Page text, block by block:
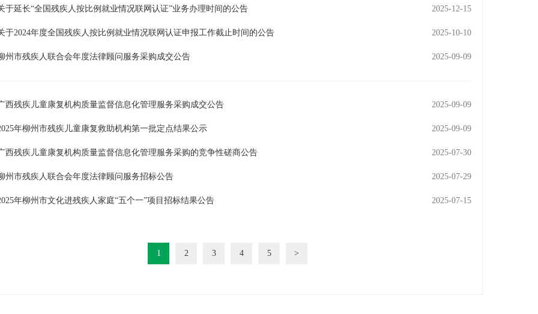
2025-12-15
于延长“全国残疾人按比例就业情况联网认证”业务办理时间的公告
2025-10-10
于2024年度全国残疾人按比例就业情况联网认证申报工作截止时间的公告
2025-09-09
州市残疾人联合会年度法律顾问服务采购成交公告
2025-09-09
西残疾儿童康复机构质量监督信息化管理服务采购成交公告
2025-09-09
年柳州市残疾儿童康复救助机构第一批定点结果公示
2025-07-30
西残疾儿童康复机构质量监督信息化管理服务采购的竞争性磋商公告
2025-07-29
州市残疾人联合会年度法律顾问服务招标公告
2025-07-15
年柳州市文化进残疾人家庭“五个一”项目招标结果公告
1 2 3 4 5 >